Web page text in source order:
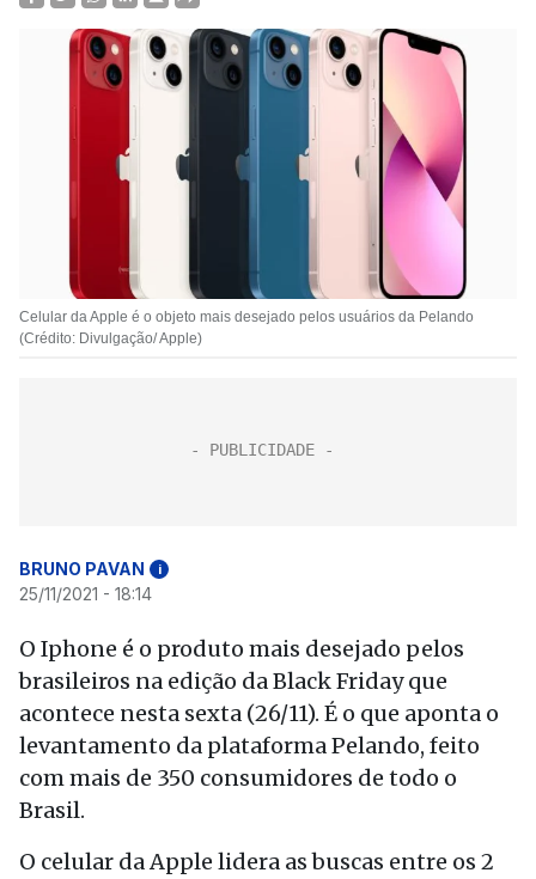
Celular da Apple é o objeto mais desejado pelos usuários da Pelando
(Crédito: Divulgação/ Apple)
BRUNO PAVAN i
25/11/2021 - 18:14
O Iphone é o produto mais desejado pelos
brasileiros na edição da Black Friday que
acontece nesta sexta (26/11). É o que aponta o
levantamento da plataforma Pelando, feito
com mais de 350 consumidores de todo o
Brasil.
O celular da Apple lidera as buscas entre os 2